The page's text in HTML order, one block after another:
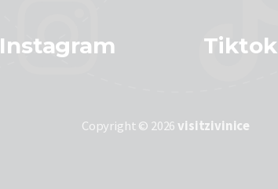
Instagram Tiktok
Copyright © 2026visitzivinice